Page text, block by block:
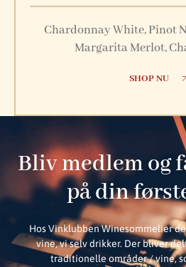
Chardonnay White, Pinot
Margarita Merlot,
SHOP NU
Bliv medlem og
på din
Hos Vinklubben Winesommelier
vine, vi selv drikker. Der bliver
traditionelle områder / vine,